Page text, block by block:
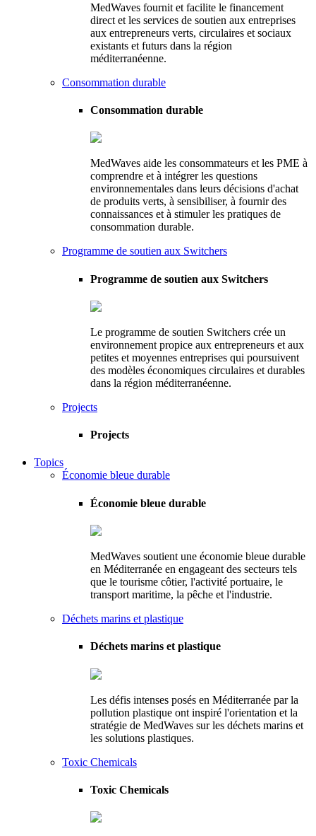
MedWaves fournit et facilite le financement
direct et les services de soutien aux entreprises
aux entrepreneurs verts, circulaires et sociaux
existants et futurs dans la région
méditerranéenne.
Consommation durable
Consommation durable
MedWaves aide les consommateurs et les PME à
comprendre et à intégrer les questions
environnementales dans leurs décisions d'achat
de produits verts, à sensibiliser, à fournir des
connaissances et à stimuler les pratiques de
consommation durable.
Programme de soutien aux Switchers
Programme de soutien aux Switchers
Le programme de soutien Switchers crée un
environnement propice aux entrepreneurs et aux
petites et moyennes entreprises qui poursuivent
des modèles économiques circulaires et durables
dans la région méditerranéenne.
Projects
Projects
Topics
Économie bleue durable
Économie bleue durable
MedWaves soutient une économie bleue durable
en Méditerranée en engageant des secteurs tels
que le tourisme côtier, l'activité portuaire, le
transport maritime, la pêche et l'industrie.
Déchets marins et plastique
Déchets marins et plastique
Les défis intenses posés en Méditerranée par la
pollution plastique ont inspiré l'orientation et la
stratégie de MedWaves sur les déchets marins et
les solutions plastiques.
Toxic Chemicals
Toxic Chemicals